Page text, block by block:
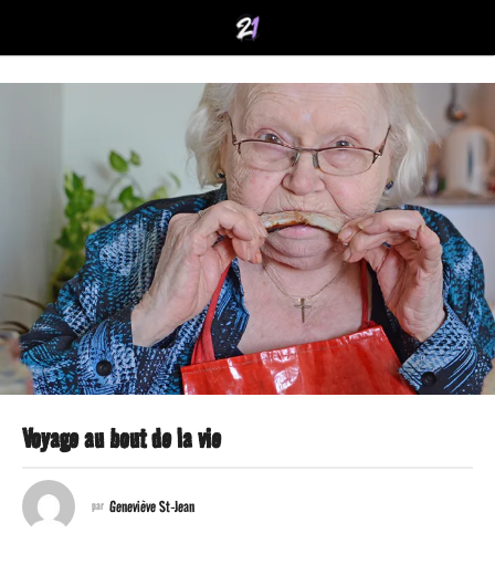
1
1
Voyage au bout de la vie
par Geneviève St-Jean